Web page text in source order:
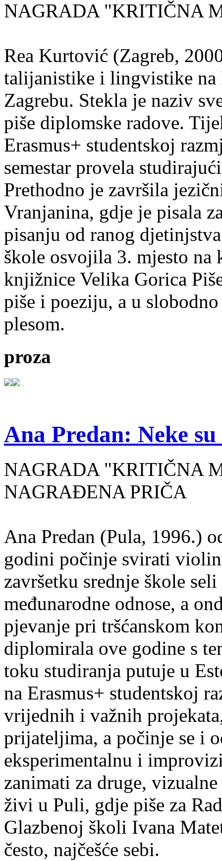
NAGRADA "KRITIČNA
Rea Kurtović (Zagreb,
talijanistike i lingvistike
Zagrebu. Stekla je naziv
piše diplomske radove.
Erasmus+ studentskoj
semestar provela
Prethodno je završila
Vranjanina, gdje je pisala
pisanju od ranog
škole osvojila 3. mjesto na
knjižnice Velika Gorica
piše i poeziju, a u
plesom.
proza
Ana Predan: Neke
NAGRADA "KRITIČNA
NAGRAĐENA PRIČA
Ana Predan (Pula, 1996.)
godini počinje svirati
završetku srednje škole
međunarodne odnose, a
pjevanje pri tršćanskom
diplomirala ove godine s
toku studiranja putuje u
na Erasmus+ studentskoj
vrijednih i važnih
prijateljima, a počinje se i
eksperimentalnu i
zanimati za druge,
živi u Puli, gdje piše za
Glazbenoj školi Ivana
često, najčešće sebi.